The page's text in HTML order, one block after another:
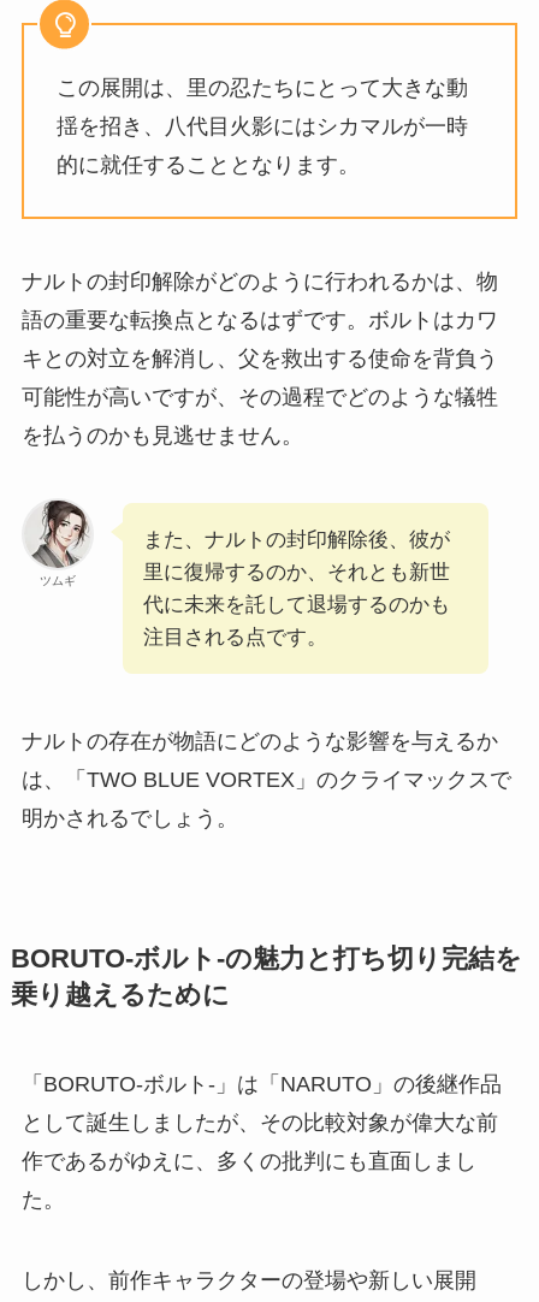
この展開は、里の忍たちにとって大きな動
揺を招き、八代目火影にはシカマルが一時
的に就任することとなります。
ナルトの封印解除がどのように行われるかは、物
語の重要な転換点となるはずです。ボルトはカワ
キとの対立を解消し、父を救出する使命を背負う
可能性が高いですが、その過程でどのような犠牲
を払うのかも見逃せません。
ツムギ
また、ナルトの封印解除後、彼が
里に復帰するのか、それとも新世
代に未来を託して退場するのかも
注目される点です。
ナルトの存在が物語にどのような影響を与えるか
は、「TWO BLUE VORTEX」のクライマックスで
明かされるでしょう。
BORUTO-ボルト-の魅力と打ち切り完結を
乗り越えるために
「BORUTO-ボルト-」は「NARUTO」の後継作品
として誕生しましたが、その比較対象が偉大な前
作であるがゆえに、多くの批判にも直面しまし
た。
しかし、前作キャラクターの登場や新しい展開